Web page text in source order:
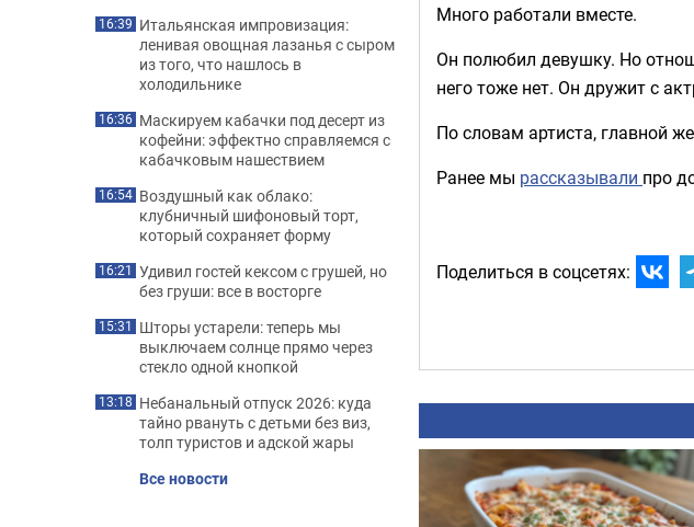
Много работали вместе.
Он полюбил девушку. Но
него тоже нет. Он дружит с
По словам артиста, главной
Ранее мы рассказывали про
Поделиться в соцсетях:
16:39 Итальянская импровизация:
ленивая овощная лазанья с сыром
из того, что нашлось в
холодильнике
16:36 Маскируем кабачки под десерт из
кофейни: эффектно справляемся с
кабачковым нашествием
16:54 Воздушный как облако:
клубничный шифоновый торт,
который сохраняет форму
16:21 Удивил гостей кексом с грушей, но
без груши: все в восторге
15:31 Шторы устарели: теперь мы
выключаем солнце прямо через
стекло одной кнопкой
13:18 Небанальный отпуск 2026: куда
тайно рвануть с детьми без виз,
толп туристов и адской жары
Все новости